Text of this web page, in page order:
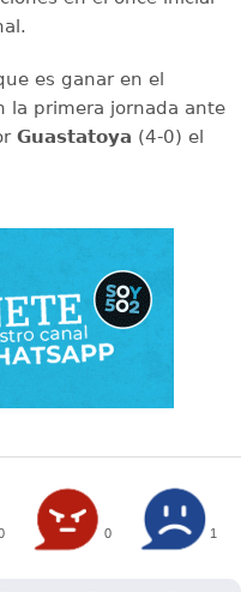
es ganar en el
la primera jornada ante
Guastatoya (4-0) el
0 1